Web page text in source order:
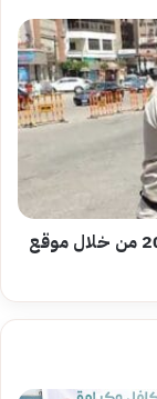
طريقة عمل تظلم على مخالفات المرور 2025 من خلال موقع